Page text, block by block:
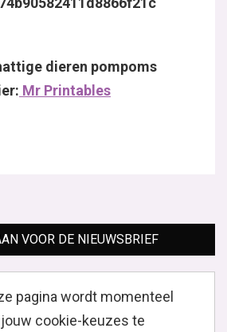
dieren pompoms
Mr Printables
VOOR DE NIEUWSBRIEF
pagina wordt momenteel
cookie-keuzes te